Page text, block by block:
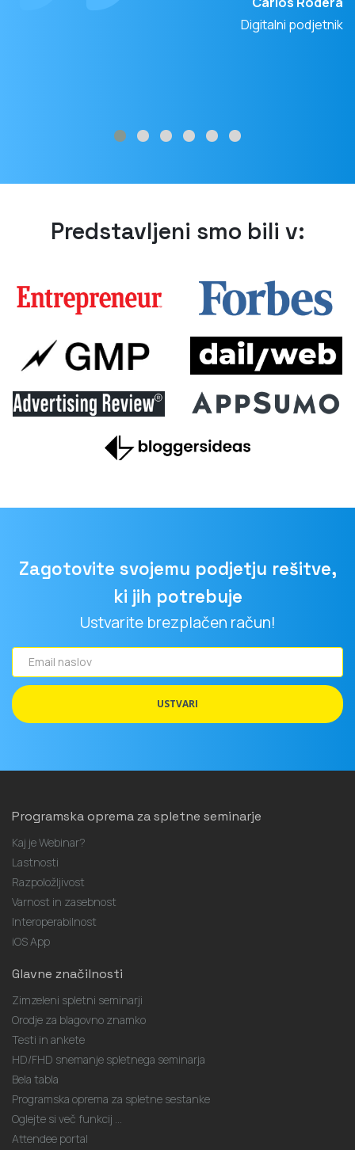
Digitalni podjetnik
Predstavljeni smo bili v:
Zagotovite svojemu podjetju rešitve,
ki jih potrebuje
Ustvarite brezplačen račun!
Email
naslov
USTVARI
Programska oprema za spletne seminarje
Kaj je Webinar?
Lastnosti
Razpoložljivost
Varnost in zasebnost
Interoperabilnost
iOS App
Glavne značilnosti
Zimzeleni spletni seminarji
Orodje za blagovno znamko
Testi in ankete
HD/FHD snemanje spletnega seminarja
Bela tabla
Programska oprema za spletne sestanke
Oglejte si več funkcij ...
Attendee portal